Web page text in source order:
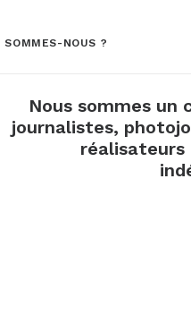
SOMMES-NOUS ?
Nous sommes un
journalistes,